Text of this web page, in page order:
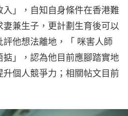
」，自知自身條件在香港難
兼生子，更計劃生育後可以
他想法離地，「 咪害人師
掂」，認為他目前應腳踏實地
個人競爭力；相關帖文目前